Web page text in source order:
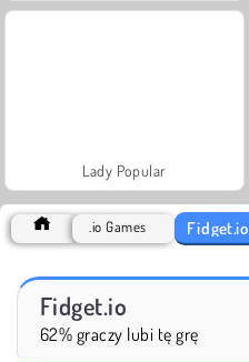
Lady Popular
.io Games Fidget.io
Fidget.io
62% graczy lubi tę grę